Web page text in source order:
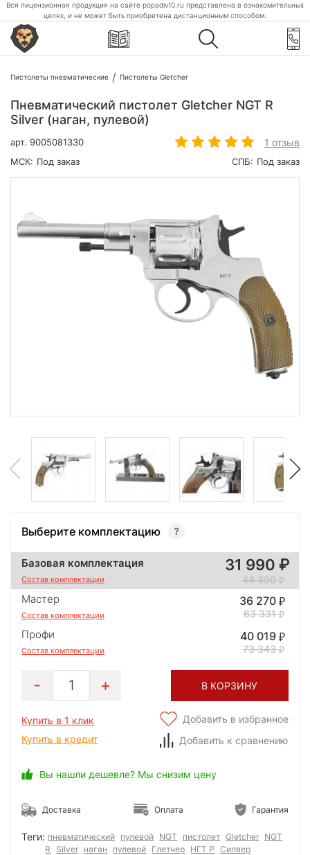
Вся лицензионная продукция на сайте popadiv10.ru представлена в ознакомительных
целях, и не может быть приобретена дистанционным способом.
Пистолеты пневматические Пистолеты Gletcher
Пневматический пистолет Gletcher NGT R
Silver (наган, пулевой)
арт. 9005081330 1 отзыв
МСК: Под заказ СПБ: Под заказ
Выберите комплектацию
Базовая комплектация
Состав комплектации
31 990
44 490
Мастер
Состав комплектации
36 270
63 331
Профи
Состав комплектации
40 019
73 343
1 В КОРЗИНУ
Купить в 1 клик
Купить в кредит
Добавить в избранное
Добавить к сравнению
Вы нашли дешевле? Мы снизим цену
Доставка Оплата Гарантия
Теги: пневматический пулевой NGT пистолет Gletcher NGT
R
Silver наган пулевой Глетчер НГТ Р Силвер